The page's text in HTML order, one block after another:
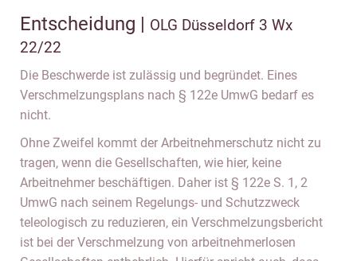
Entscheidung | OLG Düsseldorf 3 Wx
22/22
Die Beschwerde ist zulässig und begründet. Eines
Verschmelzungsplans nach § 122e UmwG bedarf es
nicht.
Ohne Zweifel kommt der Arbeitnehmerschutz nicht zu
tragen, wenn die Gesellschaften, wie hier, keine
Arbeitnehmer beschäftigen. Daher ist § 122e S. 1, 2
UmwG nach seinem Regelungs- und Schutzzweck
teleologisch zu reduzieren, ein Verschmelzungsbericht
ist bei der Verschmelzung von arbeitnehmerlosen